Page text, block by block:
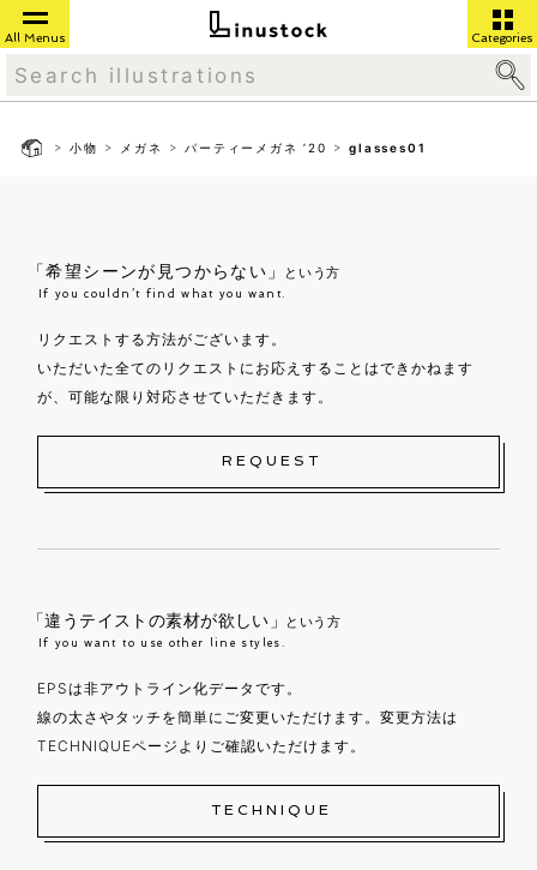
All Menus Categories
>小物 > メガネ > パーティーメガネ ’20 >glasses01
「希望シーンが見つからない」 という方
If you couldn’t find what you want.
リクエストする方法がございます。
いただいた全てのリクエストにお応えすることはできかねます
が、可能な限り対応させていただきます。
REQUEST
「違うテイストの素材が欲しい」 という方
If you want to use other line styles.
EPSは非アウトライン化データです。
線の太さやタッチを簡単にご変更いただけます。変更方法は
TECHNIQUEページよりご確認いただけます。
TECHNIQUE